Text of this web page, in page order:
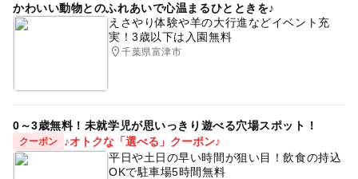
かわいい動物とのふれあいで心温まるひとときを♪
えさやり体験や羊の大行進などイベント充
実！3歳以下は入園無料
千葉県富津市
0～3歳無料！未就学児が思いっきり遊べる穴場スポット！
クーポン
♪オトクな「選べる」クーポン♪
平日や土日の早い時間が狙い目！飲食の持込
OKで駐車場5時間無料